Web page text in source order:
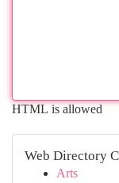
HTML is allowed
Web Directory
Arts